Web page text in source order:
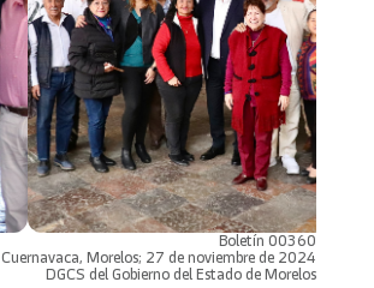
Boletín 00360
Cuernavaca, Morelos; 27 de noviembre de 2024
DGCS del Gobierno del Estado de Morelos